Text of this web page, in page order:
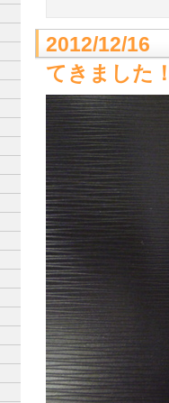
2012/12/16
てきました